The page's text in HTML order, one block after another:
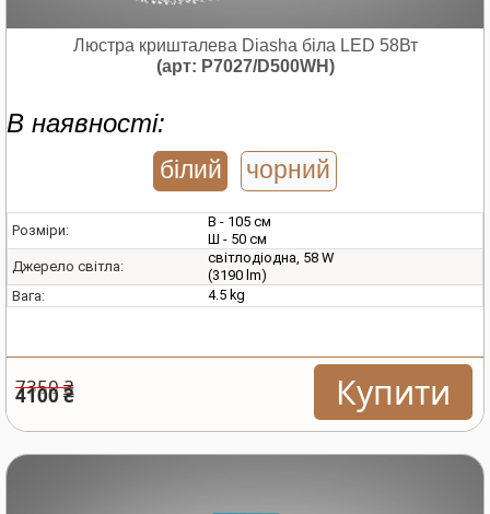
Люстра кришталева Diasha біла LED 58Вт
(арт: P7027/D500WH)
В наявності:
білий чорний
Розміри:
В - 105 см
Ш - 50 см
Джерело світла:
світлодіодна, 58 W
(3190 lm)
Вага:
4.5 kg
7350 ₴
4100 ₴ Купити